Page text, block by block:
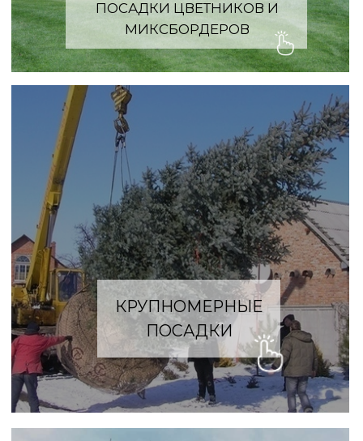
ПЛОДОВЫЕ САДЫ
МАССИВЫ